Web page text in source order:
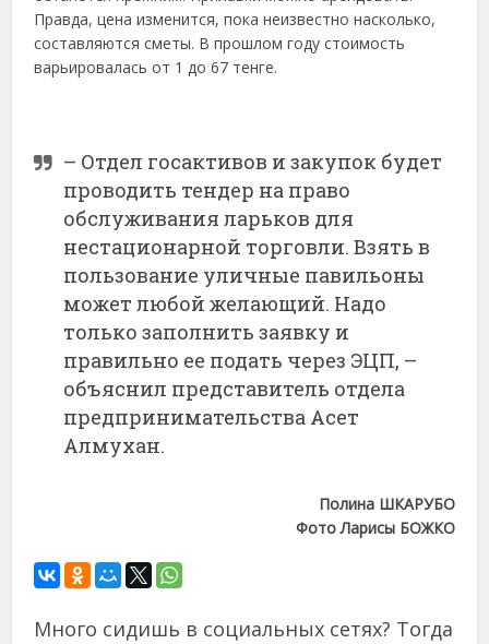
Правда, цена изменится, пока неизвестно насколько,
составляются сметы. В прошлом году стоимость
варьировалась от 1 до 67 тенге.
– Отдел госактивов и закупок будет
проводить тендер на право
обслуживания ларьков для
нестационарной торговли. Взять в
пользование уличные павильоны
может любой желающий. Надо
только заполнить заявку и
правильно ее подать через ЭЦП, –
объяснил представитель отдела
предпринимательства Асет
Алмухан.
Полина ШКАРУБО
Фото Ларисы БОЖКО
Много сидишь в социальных сетях? Тогда